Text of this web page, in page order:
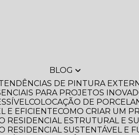
BLOG
DE PINTURA
PARA PROJETOS
COLOCAÇÃO DE
E EFICIENTE COMO CRIAR UM
RESIDENCIAL ESTRUTURAL E
RESIDENCIAL SUSTENTÁVEL E